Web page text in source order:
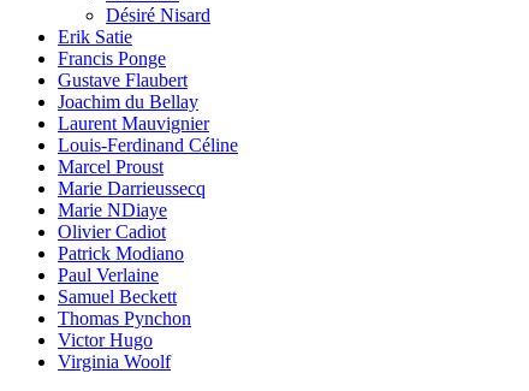
Désiré Nisard
Erik Satie
Francis Ponge
Gustave Flaubert
Joachim du Bellay
Laurent Mauvignier
Louis-Ferdinand Céline
Marcel Proust
Marie Darrieussecq
Marie NDiaye
Olivier Cadiot
Patrick Modiano
Paul Verlaine
Samuel Beckett
Thomas Pynchon
Victor Hugo
Virginia Woolf